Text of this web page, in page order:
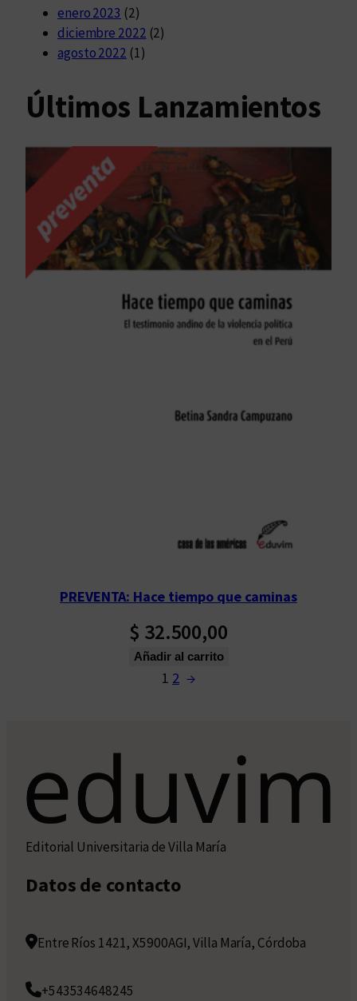
enero 2023 (2)
diciembre 2022 (2)
agosto 2022 (1)
Últimos Lanzamientos
PREVENTA: Hace tiempo que caminas
$ 32.500,00
Añadir al carrito
1 2 →
Editorial Universitaria de Villa María
Datos de contacto
Entre Ríos 1421, X5900AGI, Villa María, Córdoba
+543534648245